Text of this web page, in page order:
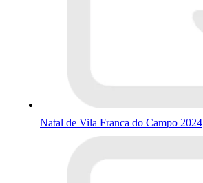
Natal de Vila Franca do Campo 2024